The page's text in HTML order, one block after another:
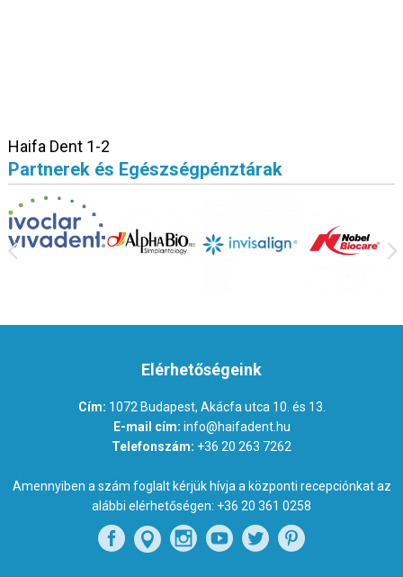
Haifa Dent 1-2
Partnerek és Egészségpénztárak
Elérhetőségeink
Cím: 1072 Budapest, Akácfa utca 10. és 13.
E-mail cím: info@haifadent.hu
Telefonszám: +36 20 263 7262
Amennyiben a szám foglalt kérjük hívja a központi recepciónkat az
alábbi elérhetőségen: +36 20 361 0258